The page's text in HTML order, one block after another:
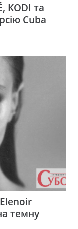
KODI та
Cuba
темну